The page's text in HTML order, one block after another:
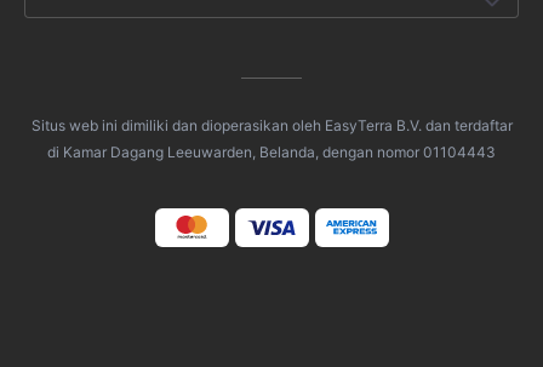
Situs web ini dimiliki dan dioperasikan oleh EasyTerra B.V. dan terdaftar
di Kamar Dagang Leeuwarden, Belanda, dengan nomor 01104443